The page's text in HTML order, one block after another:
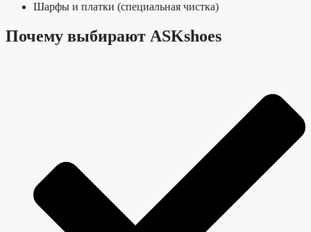
Шарфы и платки (специальная чистка)
Почему выбирают ASKshoes